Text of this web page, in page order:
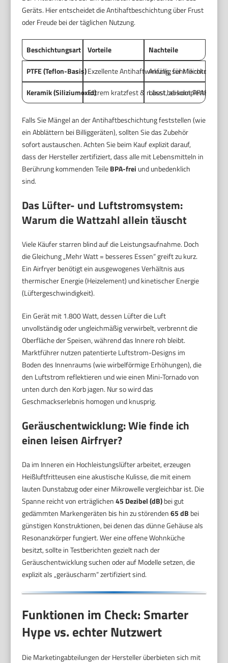
Geräts. Hier entscheidet die Antihaftbeschichtung über Frust
oder Freude bei der täglichen Nutzung.
Beschichtungsart Vorteile
Nachteile
PTFE (Teflon-Basis)Exzellente Antihaftwirkung, sehr leichte
Anfällig für Mikrokratzer,
Keramik (Siliziumoxid)Extrem kratzfest & robust, absolut PFAS-/
Lässt bei kompletter
Falls Sie Mängel an der Antihaftbeschichtung feststellen (wie
ein Abblättern bei Billiggeräten), sollten Sie das Zubehör
sofort austauschen. Achten Sie beim Kauf explizit darauf,
dass der Hersteller zertifiziert, dass alle mit Lebensmitteln in
Berührung kommenden TeileBPA-frei und unbedenklich
sind.
Das Lüfter- und Luftstromsystem:
Warum die Wattzahl allein täuscht
Viele Käufer starren blind auf die Leistungsaufnahme. Doch
die Gleichung „Mehr Watt = besseres Essen“ greift zu kurz.
Ein Airfryer benötigt ein ausgewogenes Verhältnis aus
thermischer Energie (Heizelement) und kinetischer Energie
(Lüftergeschwindigkeit).
Ein Gerät mit 1.800 Watt, dessen Lüfter die Luft
unvollständig oder ungleichmäßig verwirbelt, verbrennt die
Oberfläche der Speisen, während das Innere roh bleibt.
Marktführer nutzen patentierte Luftstrom-Designs im
Boden des Innenraums (wie wirbelförmige Erhöhungen), die
den Luftstrom reflektieren und wie einen Mini-Tornado von
unten durch den Korb jagen. Nur so wird das
Geschmackserlebnis homogen und knusprig.
Geräuschentwicklung: Wie finde ich
einen leisen Airfryer?
Da im Inneren ein Hochleistungslüfter arbeitet, erzeugen
Heißluftfritteusen eine akustische Kulisse, die mit einem
lauten Dunstabzug oder einer Mikrowelle vergleichbar ist. Die
Spanne reicht von erträglichen45 Dezibel (dB)bei gut
gedämmten Markengeräten bis hin zu störenden65 dB bei
günstigen Konstruktionen, bei denen das dünne Gehäuse als
Resonanzkörper fungiert. Wer eine offene Wohnküche
besitzt, sollte in Testberichten gezielt nach der
Geräuschentwicklung suchen oder auf Modelle setzen, die
explizit als „geräuscharm“ zertifiziert sind.
Funktionen im Check: Smarter
Hype vs. echter Nutzwert
Die Marketingabteilungen der Hersteller überbieten sich mit